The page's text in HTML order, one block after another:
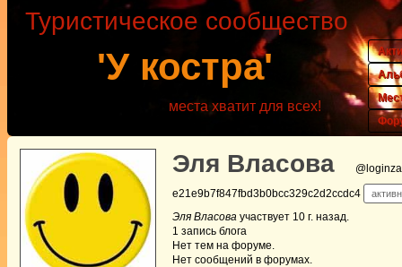
'У костра'
Туристическое сообщество
места хватит для всех!
Эля Власова
e21e9b7f847fbd3b0bcc329c2d2ccdc4
Эля Власова участвует 10 г. назад.
1 запись блога
Нет тем на форуме.
Нет сообщений в форумах.